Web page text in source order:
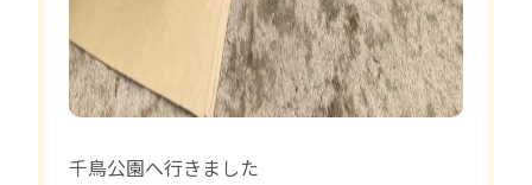
千鳥公園へ行きました